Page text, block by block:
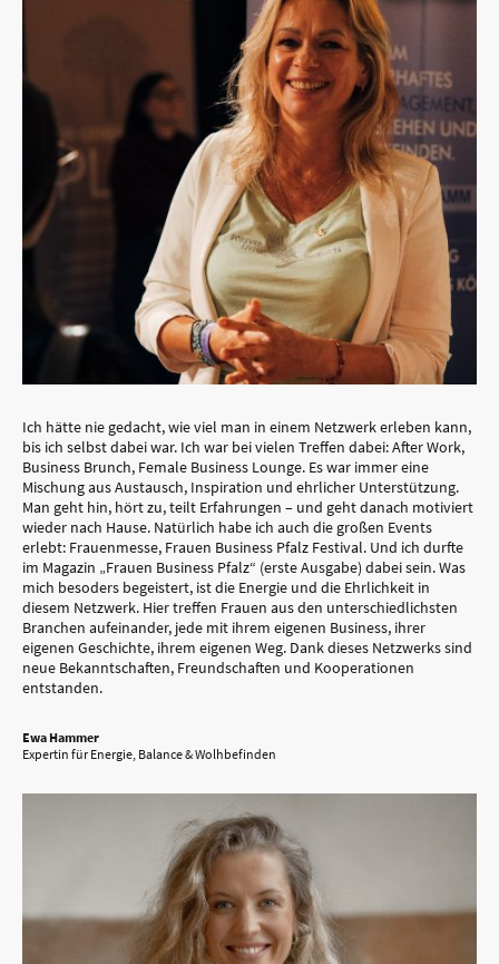
Ich hätte nie gedacht, wie viel man in einem Netzwerk erleben kann,
bis ich selbst dabei war. Ich war bei vielen Treffen dabei: After Work,
Business Brunch, Female Business Lounge. Es war immer eine
Mischung aus Austausch, Inspiration und ehrlicher Unterstützung.
Man geht hin, hört zu, teilt Erfahrungen – und geht danach motiviert
wieder nach Hause. Natürlich habe ich auch die großen Events
erlebt: Frauenmesse, Frauen Business Pfalz Festival. Und ich durfte
im Magazin „Frauen Business Pfalz“ (erste Ausgabe) dabei sein. Was
mich besoders begeistert, ist die Energie und die Ehrlichkeit in
diesem Netzwerk. Hier treffen Frauen aus den unterschiedlichsten
Branchen aufeinander, jede mit ihrem eigenen Business, ihrer
eigenen Geschichte, ihrem eigenen Weg. Dank dieses Netzwerks sind
neue Bekanntschaften, Freundschaften und Kooperationen
entstanden.
Ewa Hammer
Expertin für Energie, Balance & Wolhbefinden